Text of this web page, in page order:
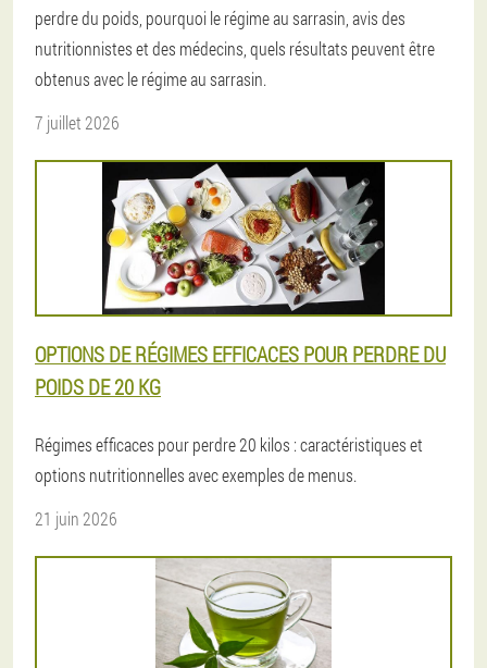
perdre du poids, pourquoi le régime au sarrasin, avis des
nutritionnistes et des médecins, quels résultats peuvent être
obtenus avec le régime au sarrasin.
7 juillet 2026
OPTIONS DE RÉGIMES EFFICACES POUR PERDRE DU
POIDS DE 20 KG
Régimes efficaces pour perdre 20 kilos : caractéristiques et
options nutritionnelles avec exemples de menus.
21 juin 2026